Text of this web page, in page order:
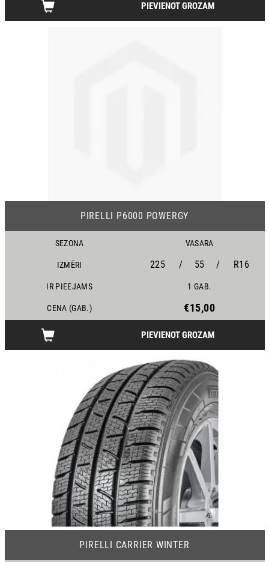
PIEVIENOT GROZAM
PIRELLI P6000 POWERGY
SEZONA VASARA
IZMĒRI 225 / 55 / R16
IR PIEEJAMS 1 GAB.
CENA (GAB.) €15,00
PIEVIENOT GROZAM
PIRELLI CARRIER WINTER